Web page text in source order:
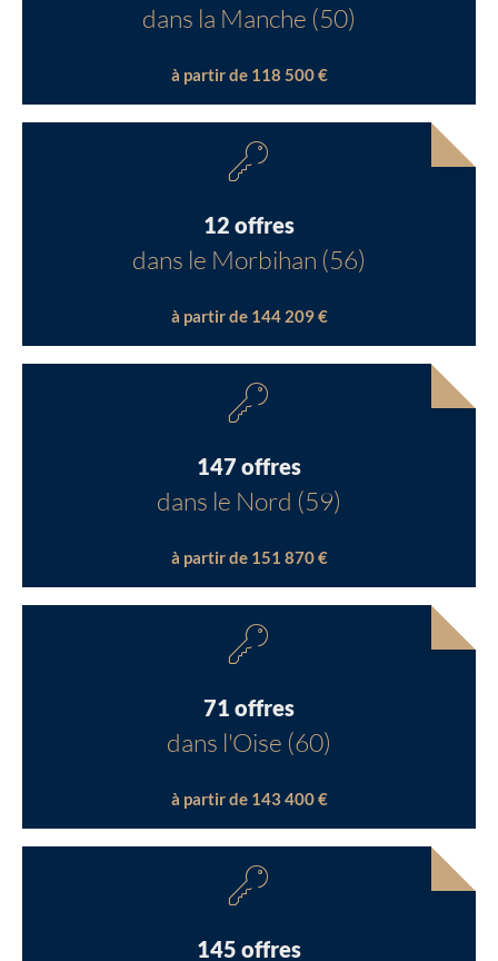
dans la Manche (50)
à partir de 118 500 €
12 offres
dans le Morbihan (56)
à partir de 144 209 €
147 offres
dans le Nord (59)
à partir de 151 870 €
71 offres
dans l'Oise (60)
à partir de 143 400 €
145 offres